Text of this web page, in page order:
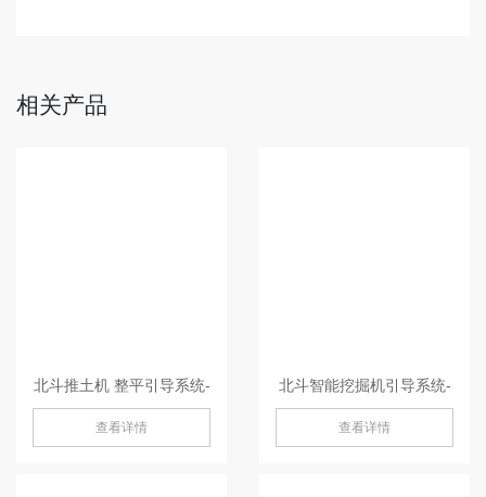
相关产品
北斗推土机 整平引导系统-
查看详情
北斗智能挖掘机引导系统-
查看详情